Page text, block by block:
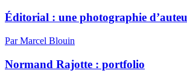
Éditorial : une photographie
Par Marcel Blouin
Normand Rajotte : portfolio